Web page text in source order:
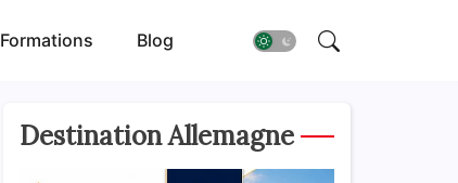
Formations Blog
Destination Allemagne